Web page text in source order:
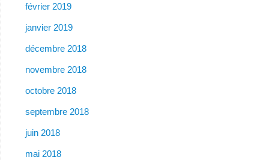
février 2019
janvier 2019
décembre 2018
novembre 2018
octobre 2018
septembre 2018
juin 2018
mai 2018